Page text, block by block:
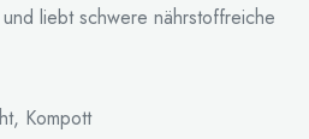
liebt schwere nährstoffreiche
Kompott